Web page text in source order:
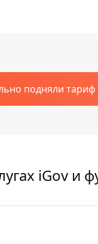
подняли тариф
iGov и